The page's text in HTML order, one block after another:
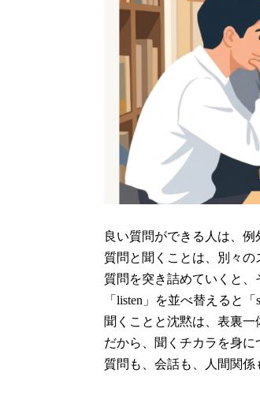
良い質問ができる人は、例
質問と聞くことは、別々の
質問を突き詰めていくと、
「listen」を並べ替えると「
聞くことと沈黙は、表裏一
だから、聞くチカラを身に
質問も、会話も、人間関係